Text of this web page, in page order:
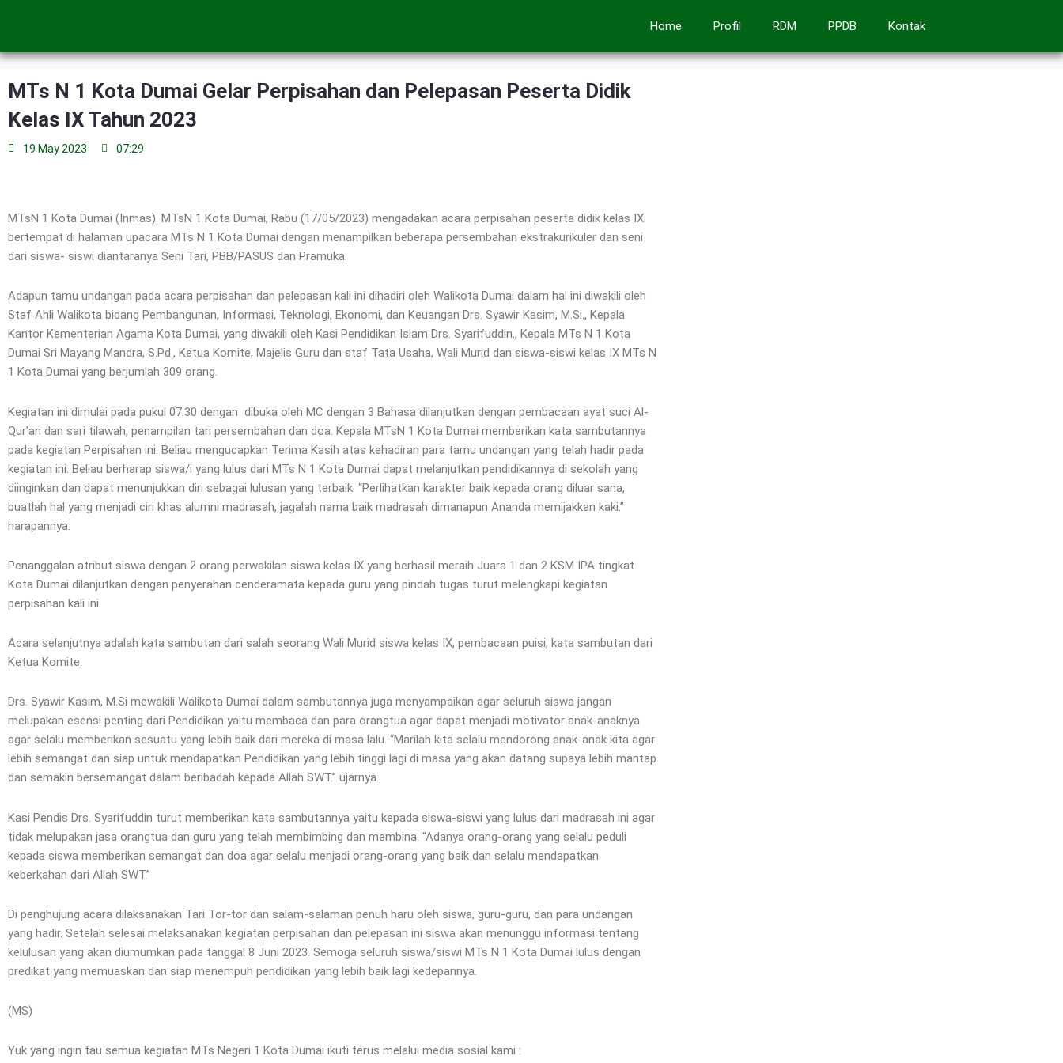
Home Profil RDM PPDB Kontak
MTs N 1 Kota Dumai Gelar Perpisahan dan Pelepasan Peserta Didik
Kelas IX Tahun 2023
19 May 2023 07:29
MTsN 1 Kota Dumai (Inmas). MTsN 1 Kota Dumai, Rabu (17/05/2023) mengadakan acara perpisahan peserta didik kelas IX
bertempat di halaman upacara MTs N 1 Kota Dumai dengan menampilkan beberapa persembahan ekstrakurikuler dan seni
dari siswa- siswi diantaranya Seni Tari, PBB/PASUS dan Pramuka.
Adapun tamu undangan pada acara perpisahan dan pelepasan kali ini dihadiri oleh Walikota Dumai dalam hal ini diwakili oleh
Staf Ahli Walikota bidang Pembangunan, Informasi, Teknologi, Ekonomi, dan Keuangan Drs. Syawir Kasim, M.Si., Kepala
Kantor Kementerian Agama Kota Dumai, yang diwakili oleh Kasi Pendidikan Islam Drs. Syarifuddin., Kepala MTs N 1 Kota
Dumai Sri Mayang Mandra, S.Pd., Ketua Komite, Majelis Guru dan staf Tata Usaha, Wali Murid dan siswa-siswi kelas IX MTs N
1 Kota Dumai yang berjumlah 309 orang.
Kegiatan ini dimulai pada pukul 07.30 dengan dibuka oleh MC dengan 3 Bahasa dilanjutkan dengan pembacaan ayat suci Al-
Qur’an dan sari tilawah, penampilan tari persembahan dan doa. Kepala MTsN 1 Kota Dumai memberikan kata sambutannya
pada kegiatan Perpisahan ini. Beliau mengucapkan Terima Kasih atas kehadiran para tamu undangan yang telah hadir pada
kegiatan ini. Beliau berharap siswa/i yang lulus dari MTs N 1 Kota Dumai dapat melanjutkan pendidikannya di sekolah yang
diinginkan dan dapat menunjukkan diri sebagai lulusan yang terbaik. “Perlihatkan karakter baik kepada orang diluar sana,
buatlah hal yang menjadi ciri khas alumni madrasah, jagalah nama baik madrasah dimanapun Ananda memijakkan kaki.”
harapannya.
Penanggalan atribut siswa dengan 2 orang perwakilan siswa kelas IX yang berhasil meraih Juara 1 dan 2 KSM IPA tingkat
Kota Dumai dilanjutkan dengan penyerahan cenderamata kepada guru yang pindah tugas turut melengkapi kegiatan
perpisahan kali ini.
Acara selanjutnya adalah kata sambutan dari salah seorang Wali Murid siswa kelas IX, pembacaan puisi, kata sambutan dari
Ketua Komite.
Drs. Syawir Kasim, M.Si mewakili Walikota Dumai dalam sambutannya juga menyampaikan agar seluruh siswa jangan
melupakan esensi penting dari Pendidikan yaitu membaca dan para orangtua agar dapat menjadi motivator anak-anaknya
agar selalu memberikan sesuatu yang lebih baik dari mereka di masa lalu. “Marilah kita selalu mendorong anak-anak kita agar
lebih semangat dan siap untuk mendapatkan Pendidikan yang lebih tinggi lagi di masa yang akan datang supaya lebih mantap
dan semakin bersemangat dalam beribadah kepada Allah SWT.” ujarnya.
Kasi Pendis Drs. Syarifuddin turut memberikan kata sambutannya yaitu kepada siswa-siswi yang lulus dari madrasah ini agar
tidak melupakan jasa orangtua dan guru yang telah membimbing dan membina. “Adanya orang-orang yang selalu peduli
kepada siswa memberikan semangat dan doa agar selalu menjadi orang-orang yang baik dan selalu mendapatkan
keberkahan dari Allah SWT.”
Di penghujung acara dilaksanakan Tari Tor-tor dan salam-salaman penuh haru oleh siswa, guru-guru, dan para undangan
yang hadir. Setelah selesai melaksanakan kegiatan perpisahan dan pelepasan ini siswa akan menunggu informasi tentang
kelulusan yang akan diumumkan pada tanggal 8 Juni 2023. Semoga seluruh siswa/siswi MTs N 1 Kota Dumai lulus dengan
predikat yang memuaskan dan siap menempuh pendidikan yang lebih baik lagi kedepannya.
(MS)
Yuk yang ingin tau semua kegiatan MTs Negeri 1 Kota Dumai ikuti terus melalui media sosial kami :